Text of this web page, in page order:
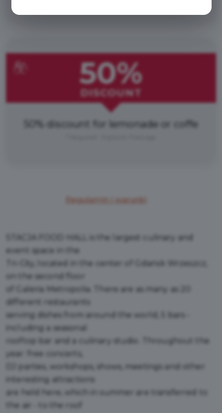
50%
DISCOUNT
50% discount for lemonade or coffe
Regulamin i warunki
STACJA FOOD HALL is the largest culinary and
event space in the
Tri-City, located in the center of Gdańsk Wrzeszcz,
on the second floor
of Galeria Metropolia. There are as many as 20
different restaurants
serving dishes from around the world, 5 bars -
including a seasonal
rooftop bar and a culinary studio. Throughout the
year: free concerts,
DJ parties, workshops, shows, meetings and other
interesting attractions
are held here, which in summer are transferred to
the air - to the roof